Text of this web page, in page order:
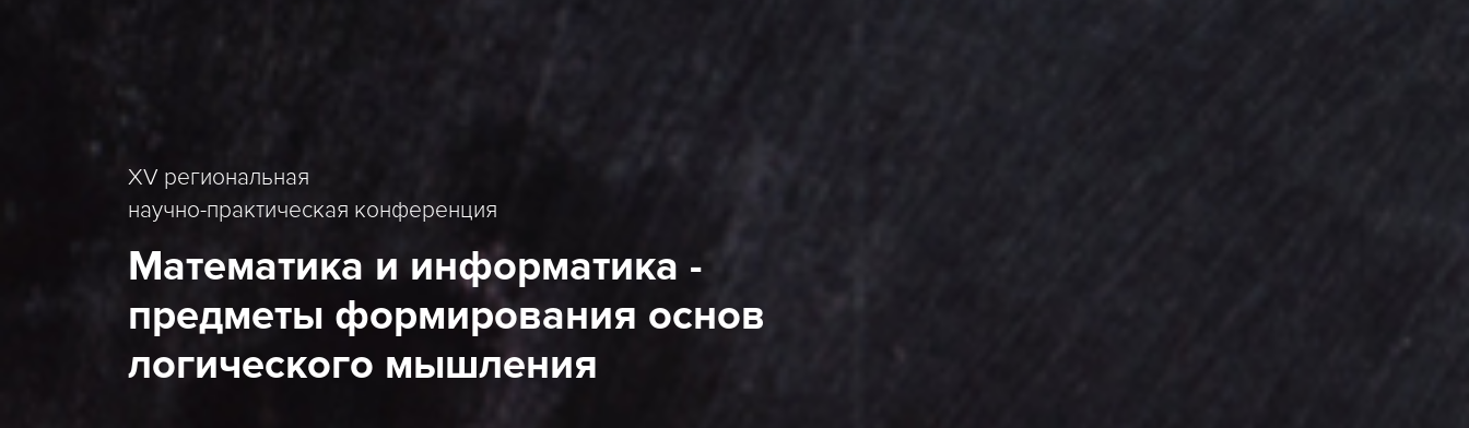
XV региональная
научно-практическая конференция
Математика и информатика -
предметы формирования основ
логического мышления